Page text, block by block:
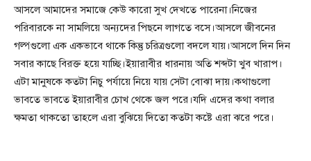
আসলে আমাদের সমাজে কেউ কারো সুখ দেখতে পারেনা।নিজের
পরিবারকে না সামলিয়ে অন্যদের পিছনে লাগতে বসে।আসলে জীবনের
গল্পগুলো এক একভাবে থাকে কিন্তু চরিত্রগুলো বদলে যায়।আসলে দিন দিন
সবার কাছে বিরক্ত হয়ে যাচ্ছি।ইয়ারাবীর ধারনায় অতি শব্দটা খুব খারাপ।
এটা মানুষকে কতটা নিচু পর্যায়ে নিয়ে যায় সেটা বোঝা দায়।কথাগুলো
ভাবতে ভাবতে ইয়ারাবীর চোখ থেকে জল পরে।যদি এদের কথা বলার
ক্ষমতা থাকতো তাহলে এরা বুঝিয়ে দিতো কতটা কষ্টে এরা ঝরে পরে।